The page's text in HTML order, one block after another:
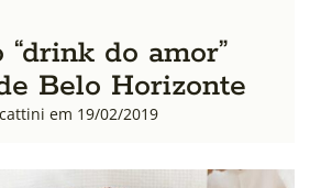
“drink do amor”
Belo Horizonte
em 19/02/2019